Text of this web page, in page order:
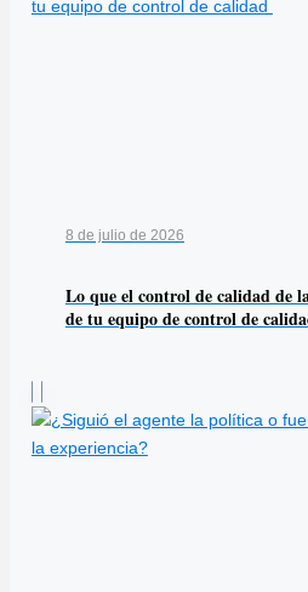
8 de julio de 2026
Lo que el control de calidad de
de tu equipo de control de